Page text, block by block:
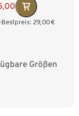
Bestpreis: 29,00€
Größen
134/140